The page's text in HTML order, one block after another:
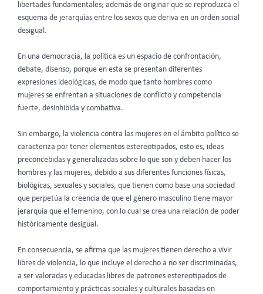
libertades fundamentales; además de originar que se reproduzca el
esquema de jerarquías entre los sexos que deriva en un orden social
desigual.
En una democracia, la política es un espacio de confrontación,
debate, disenso, porque en esta se presentan diferentes
expresiones ideológicas, de modo que tanto hombres como
mujeres se enfrentan a situaciones de conflicto y competencia
fuerte, desinhibida y combativa.
Sin embargo, la violencia contra las mujeres en el ámbito político se
caracteriza por tener elementos estereotipados, esto es, ideas
preconcebidas y generalizadas sobre lo que son y deben hacer los
hombres y las mujeres, debido a sus diferentes funciones físicas,
biológicas, sexuales y sociales, que tienen como base una sociedad
que perpetúa la creencia de que el género masculino tiene mayor
jerarquía que el femenino, con lo cual se crea una relación de poder
históricamente desigual.
En consecuencia, se afirma que las mujeres tienen derecho a vivir
libres de violencia, lo que incluye el derecho a no ser discriminadas,
a ser valoradas y educadas libres de patrones estereotipados de
comportamiento y prácticas sociales y culturales basadas en